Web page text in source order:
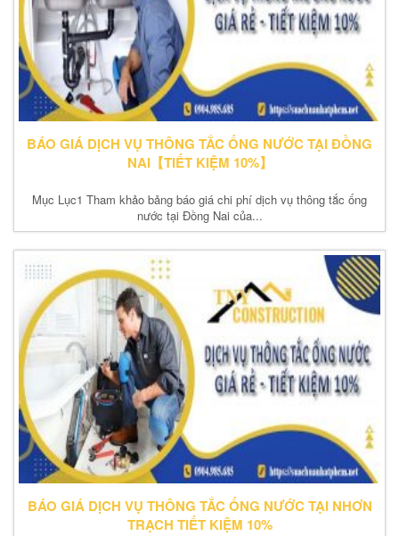
BÁO GIÁ DỊCH VỤ THÔNG TẮC ỐNG NƯỚC TẠI ĐỒNG
NAI【TIẾT KIỆM 10%】
Mục Lục1 Tham khảo bảng báo giá chi phí dịch vụ thông tắc ống
nước tại Đồng Nai của...
BÁO GIÁ DỊCH VỤ THÔNG TẮC ỐNG NƯỚC TẠI NHƠN
TRẠCH TIẾT KIỆM 10%